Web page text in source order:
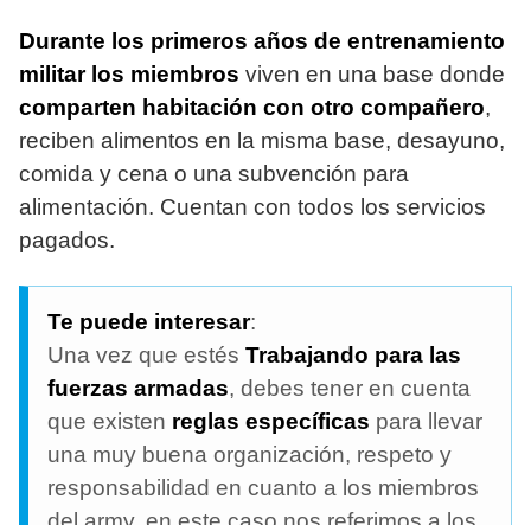
Durante los primeros años de entrenamiento
militar los miembros viven en una base donde
comparten habitación con otro compañero,
reciben alimentos en la misma base, desayuno,
comida y cena o una subvención para
alimentación. Cuentan con todos los servicios
pagados.
Te puede interesar:
Una vez que estés Trabajando para las
fuerzas armadas, debes tener en cuenta
que existen reglas específicas para llevar
una muy buena organización, respeto y
responsabilidad en cuanto a los miembros